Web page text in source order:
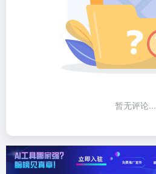
暂无评论...